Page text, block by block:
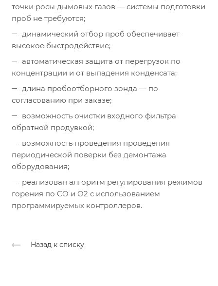
точки росы дымовых газов — системы подготовки
проб не требуются;
динамический отбор проб обеспечивает
высокое быстродействие;
автоматическая защита от перегрузок по
концентрации и от выпадения конденсата;
длина пробоотборного зонда — по
согласованию при заказе;
возможность очистки входного фильтра
обратной продувкой;
возможность проведения проведения
периодической поверки без демонтажа
оборудования;
реализован алгоритм регулирования режимов
горения по CO и O2 с использованием
программируемых контроллеров.
Назад к списку